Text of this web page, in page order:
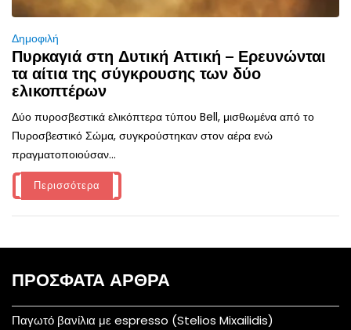
Δημοφιλή
Πυρκαγιά στη Δυτική Αττική – Ερευνώνται
τα αίτια της σύγκρουσης των δύο
ελικοπτέρων
Δύο πυροσβεστικά ελικόπτερα τύπου Bell, μισθωμένα από το
Πυροσβεστικό Σώμα, συγκρούστηκαν στον αέρα ενώ
πραγματοποιούσαν...
Περισσότερα
ΠΡΌΣΦΑΤΑ ΆΡΘΡΑ
Παγωτό βανίλια με espresso (Stelios Mixailidis)